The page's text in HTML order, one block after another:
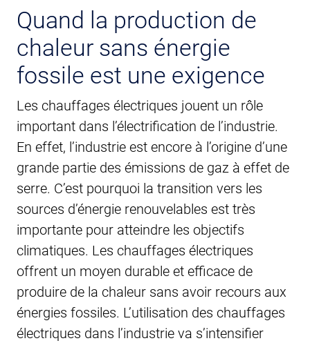
Quand la production de
chaleur sans énergie
fossile est une exigence
Les chauffages électriques jouent un rôle
important dans l’électrification de l’industrie.
En effet, l’industrie est encore à l’origine d’une
grande partie des émissions de gaz à effet de
serre. C’est pourquoi la transition vers les
sources d’énergie renouvelables est très
importante pour atteindre les objectifs
climatiques. Les chauffages électriques
offrent un moyen durable et efficace de
produire de la chaleur sans avoir recours aux
énergies fossiles. L’utilisation des chauffages
électriques dans l’industrie va s’intensifier